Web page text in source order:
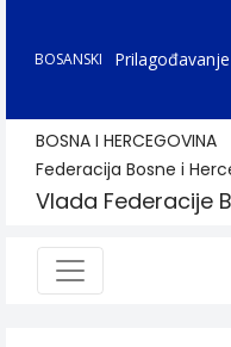
BOSANSKI
BOSNA I HERCEGOVINA
Federacija Bosne i
Vlada Federacije